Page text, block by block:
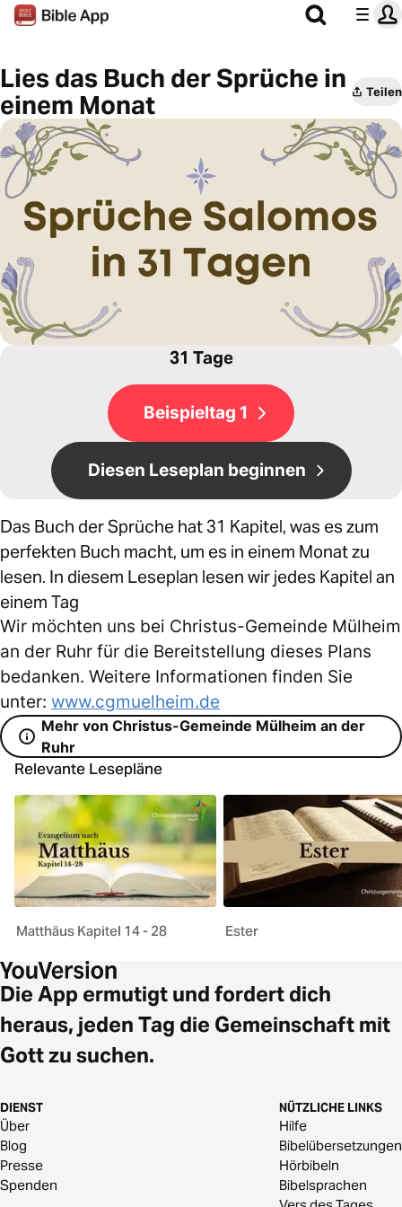
Lies das Buch der Sprüche in
einem Monat
Teilen
31 Tage
Beispieltag 1
Diesen Leseplan beginnen
Das Buch der Sprüche hat 31 Kapitel, was es zum
perfekten Buch macht, um es in einem Monat zu
lesen. In diesem Leseplan lesen wir jedes Kapitel an
einem Tag
Wir möchten uns bei Christus-Gemeinde Mülheim
an der Ruhr für die Bereitstellung dieses Plans
bedanken. Weitere Informationen finden Sie
unter: www.cgmuelheim.de
Mehr von Christus-Gemeinde Mülheim an der
Ruhr
Relevante Lesepläne
Matthäus Kapitel 14 - 28 Ester
Die App ermutigt und fordert dich
heraus, jeden Tag die Gemeinschaft mit
Gott zu suchen.
DIENST
Über
Blog
Presse
Spenden
NÜTZLICHE LINKS
Hilfe
Bibelübersetzungen
Hörbibeln
Bibelsprachen